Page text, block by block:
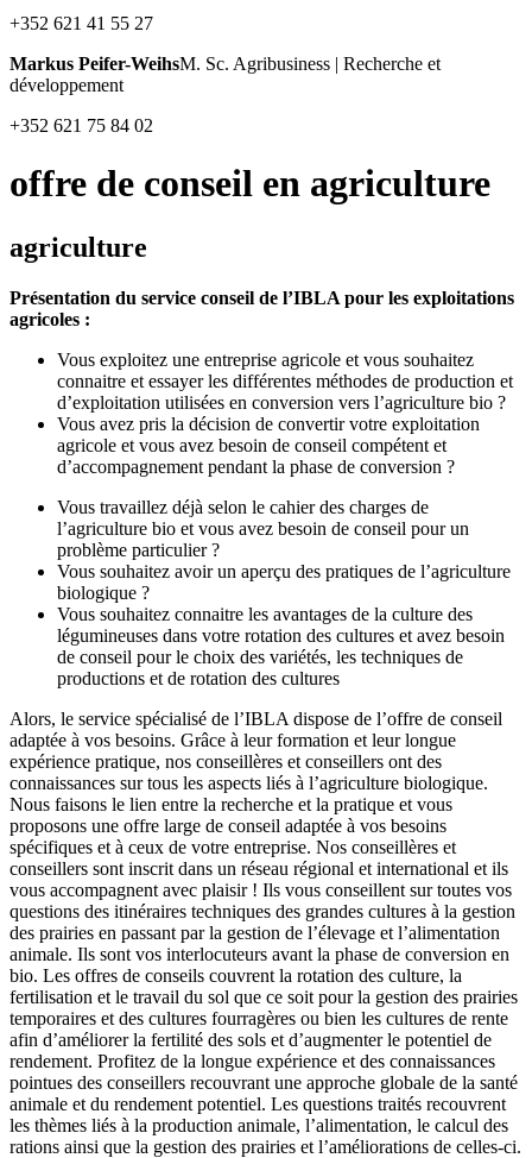
+352 621 41 55 27
Markus Peifer-WeihsM. Sc. Agribusiness | Recherche et
développement
+352 621 75 84 02
offre de conseil en agriculture
agriculture
Présentation du service conseil de l’IBLA pour les exploitations
agricoles :
Vous exploitez une entreprise agricole et vous souhaitez
connaitre et essayer les différentes méthodes de production et
d’exploitation utilisées en conversion vers l’agriculture bio ?
Vous avez pris la décision de convertir votre exploitation
agricole et vous avez besoin de conseil compétent et
d’accompagnement pendant la phase de conversion ?
Vous travaillez déjà selon le cahier des charges de
l’agriculture bio et vous avez besoin de conseil pour un
problème particulier ?
Vous souhaitez avoir un aperçu des pratiques de l’agriculture
biologique ?
Vous souhaitez connaitre les avantages de la culture des
légumineuses dans votre rotation des cultures et avez besoin
de conseil pour le choix des variétés, les techniques de
productions et de rotation des cultures
Alors, le service spécialisé de l’IBLA dispose de l’offre de conseil
adaptée à vos besoins. Grâce à leur formation et leur longue
expérience pratique, nos conseillères et conseillers ont des
connaissances sur tous les aspects liés à l’agriculture biologique.
Nous faisons le lien entre la recherche et la pratique et vous
proposons une offre large de conseil adaptée à vos besoins
spécifiques et à ceux de votre entreprise. Nos conseillères et
conseillers sont inscrit dans un réseau régional et international et ils
vous accompagnent avec plaisir ! Ils vous conseillent sur toutes vos
questions des itinéraires techniques des grandes cultures à la gestion
des prairies en passant par la gestion de l’élevage et l’alimentation
animale. Ils sont vos interlocuteurs avant la phase de conversion en
bio. Les offres de conseils couvrent la rotation des culture, la
fertilisation et le travail du sol que ce soit pour la gestion des prairies
temporaires et des cultures fourragères ou bien les cultures de rente
afin d’améliorer la fertilité des sols et d’augmenter le potentiel de
rendement. Profitez de la longue expérience et des connaissances
pointues des conseillers recouvrant une approche globale de la santé
animale et du rendement potentiel. Les questions traités recouvrent
les thèmes liés à la production animale, l’alimentation, le calcul des
rations ainsi que la gestion des prairies et l’améliorations de celles-ci.